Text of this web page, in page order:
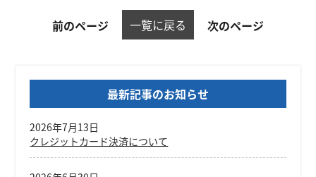
前のページ 一覧に戻る 次のページ
最新記事のお知らせ
クレジットカード決済について
2026年7月13日